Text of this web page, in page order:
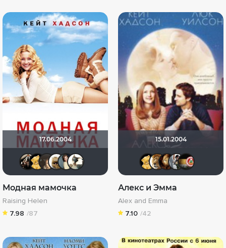
17.06.2004
Kashtan
Алина28 Anastasia_Podkova
Derb-X
Модная мамочка
Raising Helen
7.98 /87
15.01.2004
Алина28
Алекс и Эмма
Alex and Emma
7.10 /42